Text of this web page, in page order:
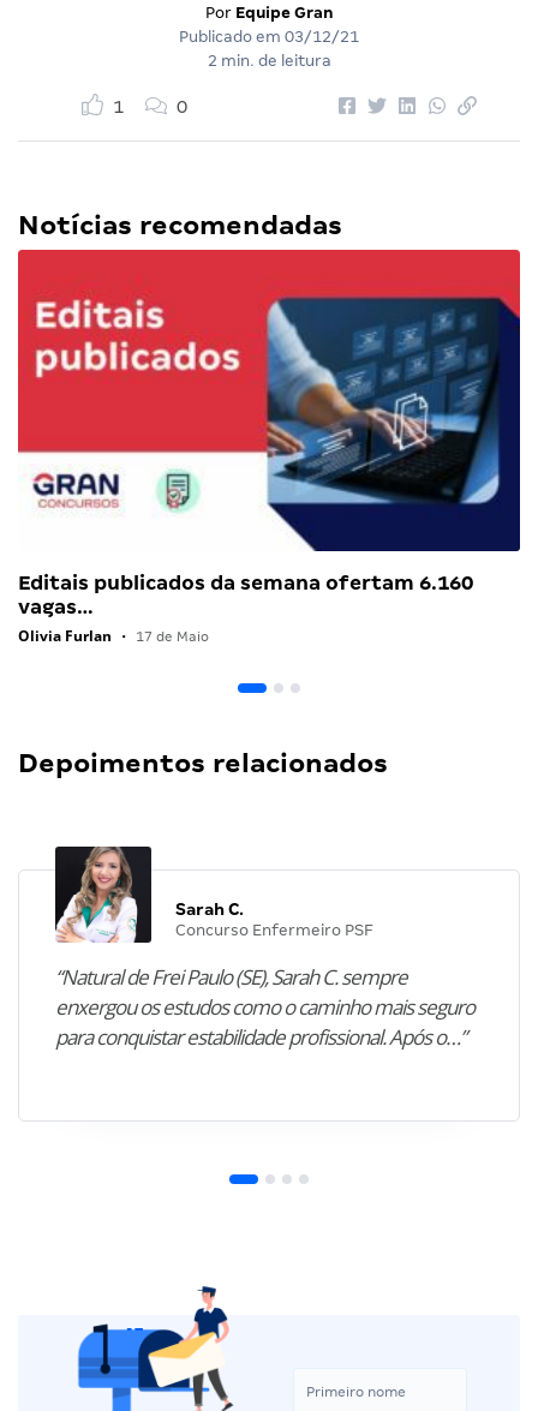
Por Equipe Gran
Publicado em 03/12/21
2 min. de leitura
1 0
Notícias recomendadas
Editais publicados da semana ofertam 6.160
vagas…
Olivia Furlan • 17 de Maio
Depoimentos relacionados
Sarah C.
Concurso Enfermeiro PSF
“Natural de Frei Paulo (SE), Sarah C. sempre
enxergou os estudos como o caminho mais seguro
para conquistar estabilidade profissional. Após o…”